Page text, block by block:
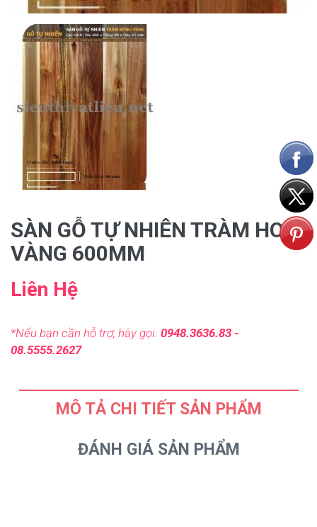
SÀN GỖ TỰ NHIÊN TRÀM HOA
VÀNG 600MM
Liên Hệ
*Nếu bạn cần hỗ trợ, hãy gọi: 0948.3636.83 -
08.5555.2627
MÔ TẢ CHI TIẾT SẢN PHẨM
ĐÁNH GIÁ SẢN PHẨM